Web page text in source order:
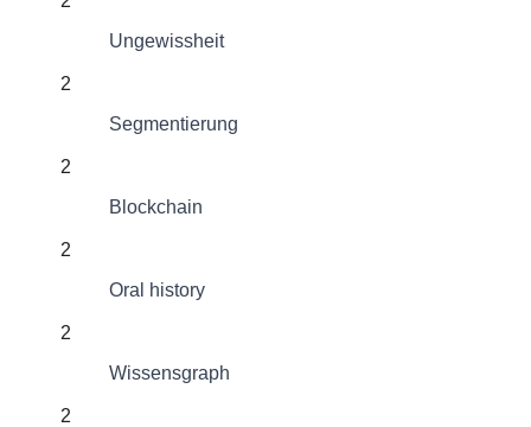
Ungewissheit
2
Segmentierung
2
Blockchain
2
Oral history
2
Wissensgraph
2